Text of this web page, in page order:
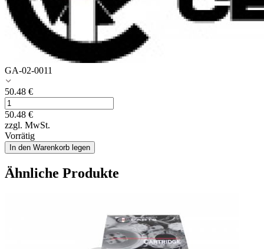
GA-02-0011
50.48 €
50.48 €
zzgl. MwSt.
Vorrätig
In den Warenkorb legen
Ähnliche Produkte